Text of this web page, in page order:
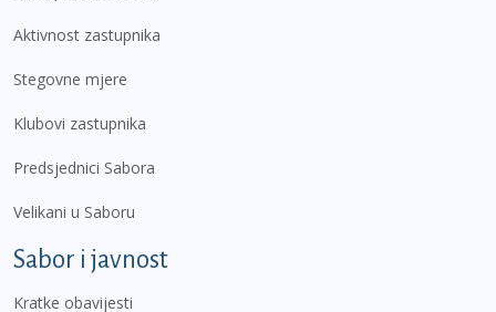
Aktivnost zastupnika
Stegovne mjere
Klubovi zastupnika
Predsjednici Sabora
Velikani u Saboru
Sabor i javnost
Kratke obavijesti